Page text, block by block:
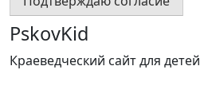
PskovKid
Краеведческий сайт для детей